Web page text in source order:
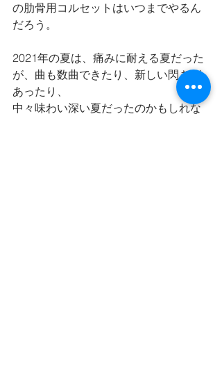
の肋骨用コルセットはいつまでやるん
だろう。
2021年の夏は、痛みに耐える夏だった
が、曲も数曲できたり、新しい閃きが
あったり、
中々味わい深い夏だったのかもしれな